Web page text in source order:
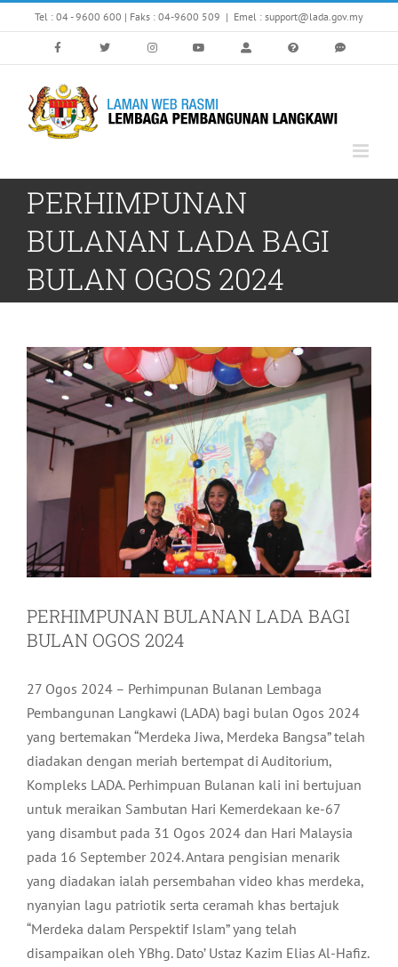
to
Tel : 04 - 9600 600 | Faks : 04-9600 509 | Emel : support@lada.gov.my
PERHIMPUNAN
BULANAN LADA BAGI
BULAN OGOS 2024
PERHIMPUNAN BULANAN LADA BAGI
BULAN OGOS 2024
27 Ogos 2024 – Perhimpunan Bulanan Lembaga
Pembangunan Langkawi (LADA) bagi bulan Ogos 2024
yang bertemakan “Merdeka Jiwa, Merdeka Bangsa” telah
diadakan dengan meriah bertempat di Auditorium,
Kompleks LADA. Perhimpuan Bulanan kali ini bertujuan
untuk meraikan Sambutan Hari Kemerdekaan ke-67
yang disambut pada 31 Ogos 2024 dan Hari Malaysia
pada 16 September 2024. Antara pengisian menarik
yang diadakan ialah persembahan video khas merdeka,
nyanyian lagu patriotik serta ceramah khas bertajuk
“Merdeka dalam Perspektif Islam” yang telah
disampaikan oleh YBhg. Dato’ Ustaz Kazim Elias Al-Hafiz.